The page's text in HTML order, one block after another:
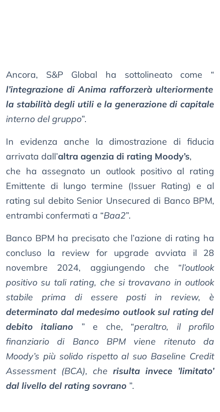
Ancora, S&P Global ha sottolineato come “
l’integrazione di Anima rafforzerà ulteriormente
la stabilità degli utili e la generazione di capitale
interno del gruppo”.
In evidenza anche la dimostrazione di fiducia
arrivata dall’altra agenzia di rating Moody’s,
che ha assegnato un outlook positivo al rating
Emittente di lungo termine (Issuer Rating) e al
rating sul debito Senior Unsecured di Banco BPM,
entrambi confermati a “Baa2”.
Banco BPM ha precisato che l’azione di rating ha
concluso la review for upgrade avviata il 28
novembre 2024, aggiungendo che “l’outlook
positivo su tali rating, che si trovavano in outlook
stabile prima di essere posti in review, è
determinato dal medesimo outlook sul rating del
debito italiano
” e che, “peraltro, il profilo
finanziario di Banco BPM viene ritenuto da
Moody’s più solido rispetto al suo Baseline Credit
Assessment (BCA), che risulta invece ’limitato’
dal livello del rating sovrano ”.